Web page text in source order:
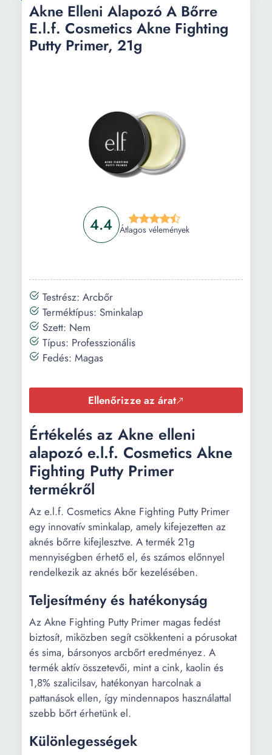
4.4 Átlagos vélemények
Akne Elleni Alapozó A Bőrre
E.l.f. Cosmetics Akne Fighting
Putty Primer, 21g
Testrész: Arcbőr
Terméktípus: Sminkalap
Szett: Nem
Típus: Professzionális
Fedés: Magas
Ellenőrizze az árat
Értékelés az Akne elleni
alapozó e.l.f. Cosmetics Akne
Fighting Putty Primer
termékről
Az e.l.f. Cosmetics Akne Fighting Putty Primer
egy innovatív sminkalap, amely kifejezetten az
aknés bőrre kifejlesztve. A termék 21g
mennyiségben érhető el, és számos előnnyel
rendelkezik az aknés bőr kezelésében.
Teljesítmény és hatékonyság
Az Akne Fighting Putty Primer magas fedést
biztosít, miközben segít csökkenteni a pórusokat
és sima, bársonyos arcbőrt eredményez. A
termék aktív összetevői, mint a cink, kaolin és
1,8% szalicilsav, hatékonyan harcolnak a
pattanások ellen, így mindennapos használattal
szebb bőrt érhetünk el.
Különlegességek